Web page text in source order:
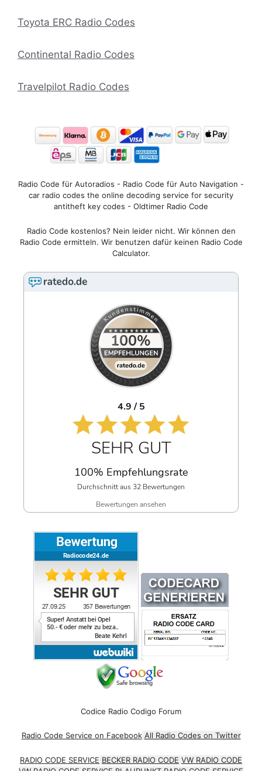
Toyota ERC Radio Codes
Continental Radio Codes
Travelpilot Radio Codes
Radio Code für Autoradios - Radio Code für Auto Navigation -
car radio codes the online decoding service for security
antitheft key codes - Oldtimer Radio Code
Radio Code kostenlos? Nein leider nicht. Wir können den
Radio Code ermitteln. Wir benutzen dafür keinen Radio Code
Calculator.
4.9 / 5
SEHR GUT
100% Empfehlungsrate
Durchschnitt aus 32 Bewertungen
Bewertungen ansehen
Codice Radio Codigo Forum
Radio Code Service on Facebook All Radio Codes on Twitter
RADIO CODE SERVICE BECKER RADIO CODE VW RADIO CODE